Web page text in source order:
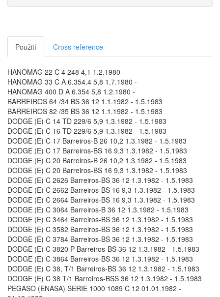
Použití Cross reference
HANOMAG 22 C 4 248 4,1 1.2.1980 -
HANOMAG 33 C A 6.354.4 5,8 1.7.1980 -
HANOMAG 400 D A 6.354 5,8 1.2.1980 -
BARREIROS 64 /34 BS 36 12 1.1.1982 - 1.5.1983
BARREIROS 82 /35 BS 36 12 1.1.1982 - 1.5.1983
DODGE (E) C 14 TD 229/6 5,9 1.3.1982 - 1.5.1983
DODGE (E) C 16 TD 229/6 5,9 1.3.1982 - 1.5.1983
DODGE (E) C 17 Barreiros-B 26 10,2 1.3.1982 - 1.5.1983
DODGE (E) C 17 Barreiros-BS 16 9,3 1.3.1982 - 1.5.1983
DODGE (E) C 20 Barreiros-B 26 10,2 1.3.1982 - 1.5.1983
DODGE (E) C 20 Barreiros-BS 16 9,3 1.3.1982 - 1.5.1983
DODGE (E) C 2626 Barreiros-BS 36 12 1.3.1982 - 1.5.1983
DODGE (E) C 2662 Barreiros-BS 16 9,3 1.3.1982 - 1.5.1983
DODGE (E) C 2664 Barreiros-BS 16 9,3 1.3.1982 - 1.5.1983
DODGE (E) C 3064 Barreiros-B 36 12 1.3.1982 - 1.5.1983
DODGE (E) C 3464 Barreiros-BS 36 12 1.3.1982 - 1.5.1983
DODGE (E) C 3582 Barreiros-BS 36 12 1.3.1982 - 1.5.1983
DODGE (E) C 3784 Barreiros-BS 36 12 1.3.1982 - 1.5.1983
DODGE (E) C 3820 P Barreiros-BS 36 12 1.3.1982 - 1.5.1983
DODGE (E) C 3864 Barreiros-BS 36 12 1.3.1982 - 1.5.1983
DODGE (E) C 38, T/1 Barreiros-BS 36 12 1.3.1982 - 1.5.1983
DODGE (E) C 38 T/1 Barreiros-BSS 36 12 1.3.1982 - 1.5.1983
PEGASO (ENASA) SERIE 1000 1089 C 12 01.01.1982 -